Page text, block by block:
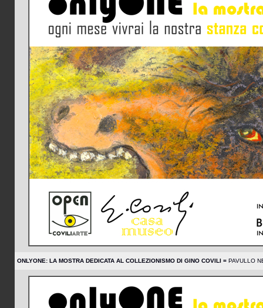
ONLYONE: LA MOSTRA DEDICATA AL COLLEZIONISMO DI GINO COVILI = PAVULLO